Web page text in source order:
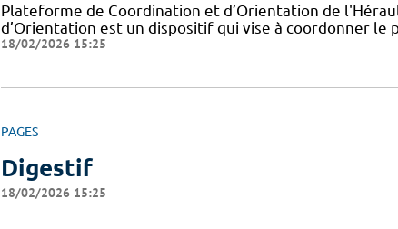
Plateforme de Coordination et d’Orientation de
d’Orientation est un dispositif qui vise à coordonner
18/02/2026 15:25
PAGES
Digestif
18/02/2026 15:25